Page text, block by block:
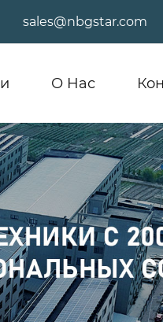
sales@nbgstar.com
О Hас